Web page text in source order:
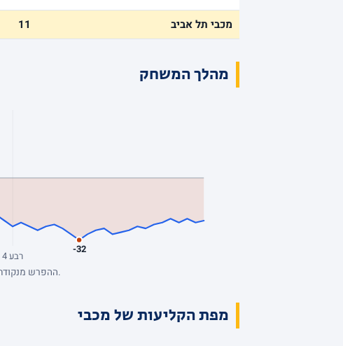
מכבי תל אביב
11
מהלך המשחק
-32
רבע 4
ההפרש מנקודת המבט של מכבי, סל אחרי סל. כחול: מכבי מובילה. השיא: +2, הפיגור העמוק: -32. הנתונים המלאים בטבלת הרבעים למעלה.
מפת הקליעות של מכבי